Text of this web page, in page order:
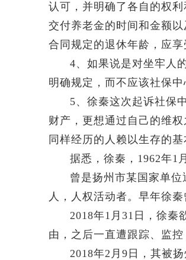
认可，并明确了各自的权
交付养老金的时间和金额
合同规定的退休年龄，应
4、如果说是对坐牢人
明确规定，而不应该社保中
5、徐秦这次起诉社保
财产，更想通过自己的维
同样经历的人赖以生存的
据悉，徐秦，1962年1
曾是扬州市某国家单
人，人权活动者。早年徐
2018年1月31日，徐秦
由，之后一直遭跟踪、监控
2018年2月9日，其被